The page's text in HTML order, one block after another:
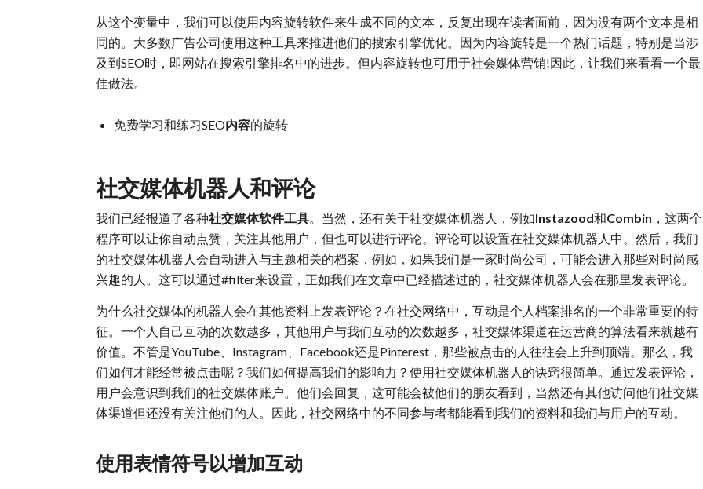
从这个变量中，我们可以使用内容旋转软件来生成不同的文本，反复出现在读者面前，因为没有两个文本是相
同的。大多数广告公司使用这种工具来推进他们的搜索引擎优化。因为内容旋转是一个热门话题，特别是当涉
及到SEO时，即网站在搜索引擎排名中的进步。但内容旋转也可用于社会媒体营销!因此，让我们来看看一个最
佳做法。
免费学习和练习SEO内容的旋转
社交媒体机器人和评论
我们已经报道了各种社交媒体软件工具。当然，还有关于社交媒体机器人，例如Instazood和Combin ，这两个
程序可以让你自动点赞，关注其他用户，但也可以进行评论。评论可以设置在社交媒体机器人中。然后，我们
的社交媒体机器人会自动进入与主题相关的档案，例如，如果我们是一家时尚公司，可能会进入那些对时尚感
兴趣的人。这可以通过#filter来设置，正如我们在文章中已经描述过的，社交媒体机器人会在那里发表评论。
为什么社交媒体的机器人会在其他资料上发表评论？在社交网络中，互动是个人档案排名的一个非常重要的特
征。一个人自己互动的次数越多，其他用户与我们互动的次数越多，社交媒体渠道在运营商的算法看来就越有
价值。不管是YouTube、Instagram、Facebook还是Pinterest，那些被点击的人往往会上升到顶端。那么，我
们如何才能经常被点击呢？我们如何提高我们的影响力？使用社交媒体机器人的诀窍很简单。通过发表评论，
用户会意识到我们的社交媒体账户。他们会回复，这可能会被他们的朋友看到，当然还有其他访问他们社交媒
体渠道但还没有关注他们的人。因此，社交网络中的不同参与者都能看到我们的资料和我们与用户的互动。
使用表情符号以增加互动